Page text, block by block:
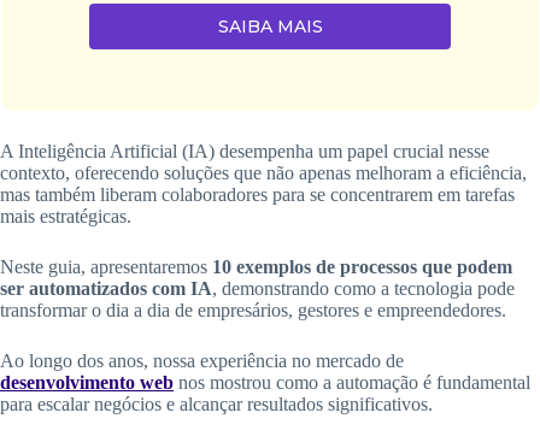
SAIBA MAIS
A Inteligência Artificial (IA) desempenha um papel crucial nesse
contexto, oferecendo soluções que não apenas melhoram a eficiência,
mas também liberam colaboradores para se concentrarem em tarefas
mais estratégicas.
Neste guia, apresentaremos 10 exemplos de processos que podem
ser automatizados com IA, demonstrando como a tecnologia pode
transformar o dia a dia de empresários, gestores e empreendedores.
Ao longo dos anos, nossa experiência no mercado de
desenvolvimento web nos mostrou como a automação é fundamental
para escalar negócios e alcançar resultados significativos.